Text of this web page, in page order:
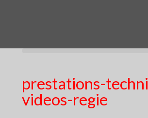
prestations-
videos-regie